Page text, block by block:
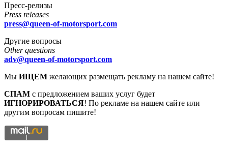
Пресс-релизы
Press releases
press@queen-of-motorsport.com
Другие вопросы
Other questions
adv@queen-of-motorsport.com
Мы ИЩЕМ желающих размещать рекламу на нашем сайте!
СПАМ с предложением ваших услуг будет
ИГНОРИРОВАТЬСЯ! По рекламе на нашем сайте или
другим вопросам пишите!